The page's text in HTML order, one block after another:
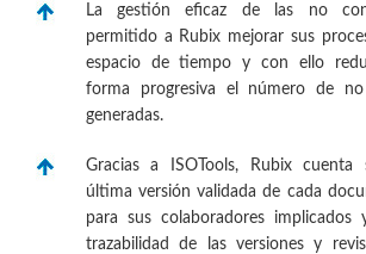
La gestión eficaz de las no
permitido a Rubix mejorar sus
espacio de tiempo y con ello
forma progresiva el número de no
generadas.
Gracias a ISOTools, Rubix cuenta
última versión validada de cada
para sus colaboradores implicados
trazabilidad de las versiones y